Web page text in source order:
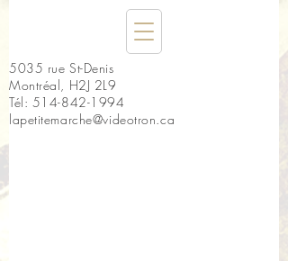
5035 rue St-Denis
Montréal, H2J 2L9
Tél: 514-842-1994
lapetitemarche@videotron.ca